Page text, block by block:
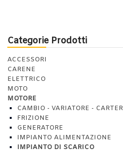
Categorie Prodotti
ACCESSORI
CARENE
ELETTRICO
MOTO
MOTORE
CAMBIO - VARIATORE - CARTER
FRIZIONE
GENERATORE
IMPIANTO ALIMENTAZIONE
IMPIANTO DI SCARICO